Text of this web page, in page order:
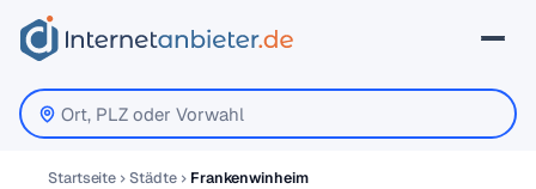
Startseite Städte Frankenwinheim